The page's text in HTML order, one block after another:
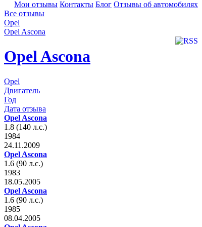
Мои отзывы Контакты Блог Отзывы об автомобилях
Все отзывы
Opel
Opel Ascona
Opel Ascona
Opel
Двигатель
Год
Дата отзыва
Opel Ascona
1.8 (140 л.с.)
1984
24.11.2009
Opel Ascona
1.6 (90 л.с.)
1983
18.05.2005
Opel Ascona
1.6 (90 л.с.)
1985
08.04.2005